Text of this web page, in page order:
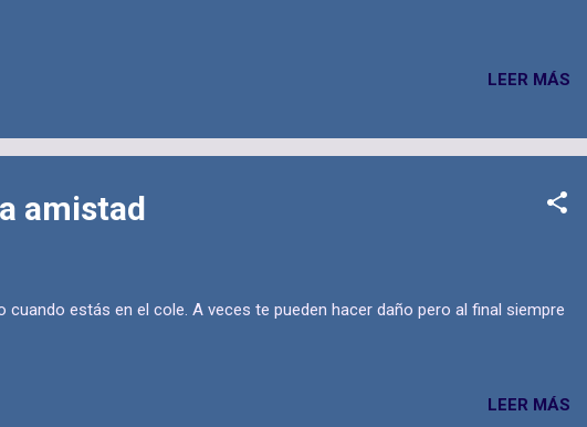
LEER MÁS
amistad
estás en el cole. A veces te pueden hacer daño pero al final siempre
LEER MÁS